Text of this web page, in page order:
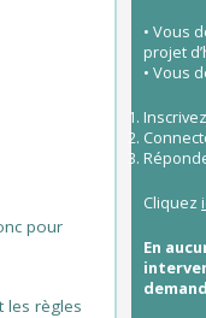
pour
les règles
• Vous
projet
• Vous
Cliquez
En